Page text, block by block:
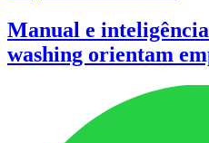
Manual e
washing orientam